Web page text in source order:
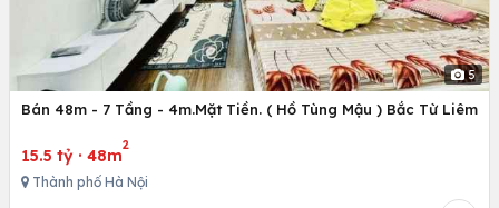
5
Bán 48m - 7 Tầng - 4m.Mặt Tiền. ( Hồ Tùng Mậu ) Bắc Từ Liêm
15.5 tỷ · 48m
2
Thành phố Hà Nội